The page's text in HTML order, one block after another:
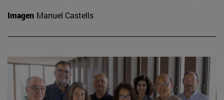
Imagen Manuel Castells